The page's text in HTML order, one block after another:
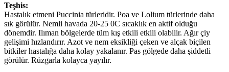
Teşhis:
Hastalık etmeni Puccinia türleridir. Poa ve Lolium türlerinde daha
sık görülür. Nemli havada 20-25 0C sıcaklık en aktif olduğu
dönemdir. Ilıman bölgelerde tüm kış etkili etkili olabilir. Ağır çiy
gelişimi hızlandırır. Azot ve nem eksikliği çeken ve alçak biçilen
bitkiler hastalığa daha kolay yakalanır. Pas gölgede daha şiddetli
görülür. Rüzgarla kolayca yayılır.